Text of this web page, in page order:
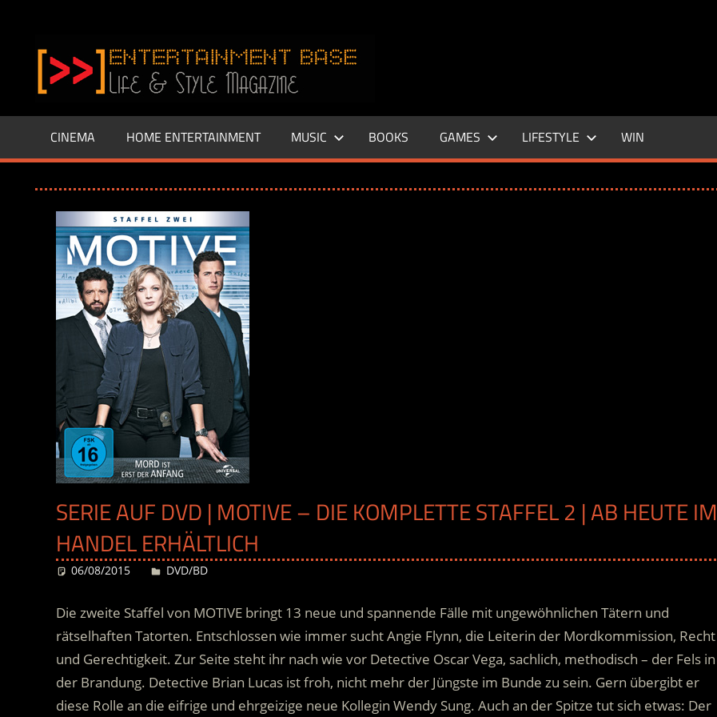
springen
–
LIFE
Base.de
CINEMA HOME ENTERTAINMENT MUSIC BOOKS GAMES LIFESTYLE WIN
SERIE AUF DVD | MOTIVE – DIE KOMPLETTE STAFFEL 2 | AB HEUTE IM
HANDEL ERHÄLTLICH
06/08/2015 Desiree
DVD/BD
Die zweite Staffel von MOTIVE bringt 13 neue und spannende Fälle mit ungewöhnlichen Tätern und
rätselhaften Tatorten. Entschlossen wie immer sucht Angie Flynn, die Leiterin der Mordkommission, Recht
und Gerechtigkeit. Zur Seite steht ihr nach wie vor Detective Oscar Vega, sachlich, methodisch – der Fels in
der Brandung. Detective Brian Lucas ist froh, nicht mehr der Jüngste im Bunde zu sein. Gern übergibt er
diese Rolle an die eifrige und ehrgeizige neue Kollegin Wendy Sung. Auch an der Spitze tut sich etwas: Der